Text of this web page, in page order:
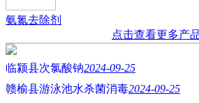
氨氮去除剂
点击查看更多产
临颍县次氯酸钠2024-09-25
赣榆县游泳池水杀菌消毒2024-09-25